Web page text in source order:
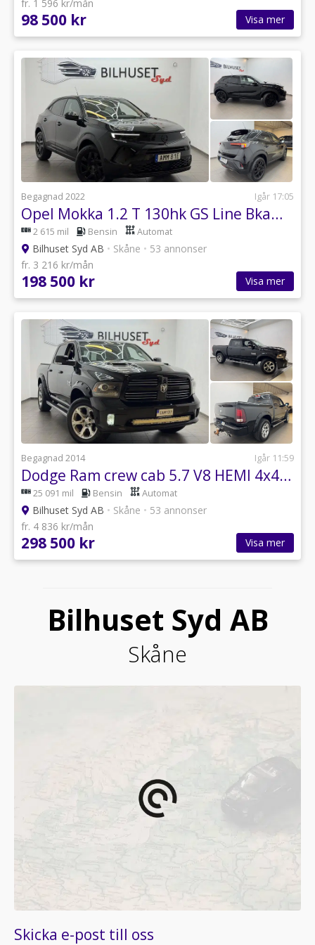
fr. 1 596 kr/mån
98 500 kr Visa mer
Begagnad 2022 Igår 17:05
Opel Mokka 1.2 T 130hk GS Line Bkamera/Carplay/Rattvärme/Nyservad
2 615 mil Bensin Automat
Bilhuset Syd AB • Skåne • 53 annonser
fr. 3 216 kr/mån
198 500 kr Visa mer
Begagnad 2014 Igår 11:59
Dodge Ram crew cab 5.7 V8 HEMI 4x4 395hk Laramie MOMS/Tlucka/Alpine/Navi/B
25 091 mil Bensin Automat
Bilhuset Syd AB • Skåne • 53 annonser
fr. 4 836 kr/mån
298 500 kr Visa mer
Bilhuset Syd AB
Skåne
Skicka e-post till oss